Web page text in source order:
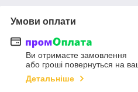
Умови оплати
Ви отримаєте замовлення
або гроші повернуться на
Детальніше